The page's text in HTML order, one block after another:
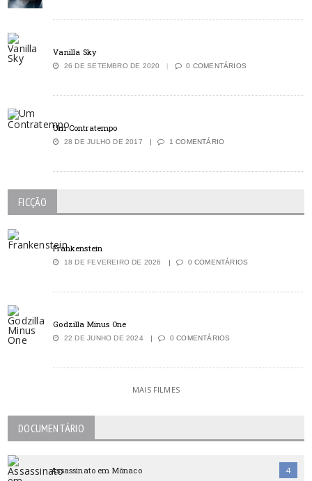
Vanilla Sky
26 DE SETEMBRO DE 2020 0 COMENTÁRIOS
Um Contratempo
28 DE JULHO DE 2017 1 COMENTÁRIO
FICÇÃO
Frankenstein
18 DE FEVEREIRO DE 2026 0 COMENTÁRIOS
Godzilla Minus One
22 DE JUNHO DE 2024 0 COMENTÁRIOS
MAIS FILMES
DOCUMENTÁRIO
Assassinato em Mônaco 4